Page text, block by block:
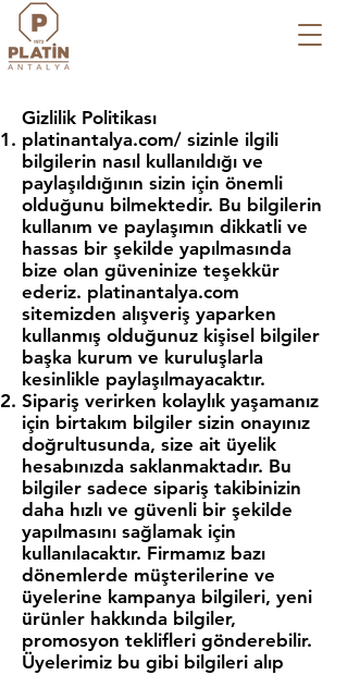
Gizlilik Politikası
platinantalya.com/ sizinle ilgili
bilgilerin nasıl kullanıldığı ve
paylaşıldığının sizin için önemli
olduğunu bilmektedir. Bu bilgilerin
kullanım ve paylaşımın dikkatli ve
hassas bir şekilde yapılmasında
bize olan güveninize teşekkür
ederiz. platinantalya.com
sitemizden alışveriş yaparken
kullanmış olduğunuz kişisel bilgiler
başka kurum ve kuruluşlarla
kesinlikle paylaşılmayacaktır.
Sipariş verirken kolaylık yaşamanız
için birtakım bilgiler sizin onayınız
doğrultusunda, size ait üyelik
hesabınızda saklanmaktadır. Bu
bilgiler sadece sipariş takibinizin
daha hızlı ve güvenli bir şekilde
yapılmasını sağlamak için
kullanılacaktır. Firmamız bazı
dönemlerde müşterilerine ve
üyelerine kampanya bilgileri, yeni
ürünler hakkında bilgiler,
promosyon teklifleri gönderebilir.
Üyelerimiz bu gibi bilgileri alıp